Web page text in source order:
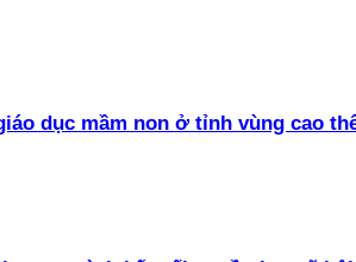
dục mầm non ở tỉnh vùng cao